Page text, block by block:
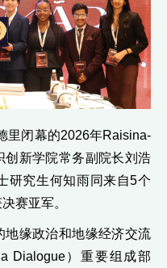
里闭幕的2026年Raisina-
创新学院常务副院长刘浩
研究生何知雨同来自5个
赛亚军。
地缘政治和地缘经济交流
Dialogue）重要组成部